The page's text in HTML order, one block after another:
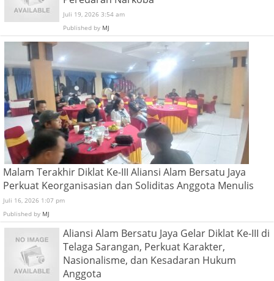
Juli 19, 2026 3:54 am
Published by MJ
Malam Terakhir Diklat Ke-III Aliansi Alam Bersatu Jaya
Perkuat Keorganisasian dan Soliditas Anggota Menulis
Juli 16, 2026 1:07 pm
Published by MJ
Aliansi Alam Bersatu Jaya Gelar Diklat Ke-III di
Telaga Sarangan, Perkuat Karakter,
Nasionalisme, dan Kesadaran Hukum
Anggota